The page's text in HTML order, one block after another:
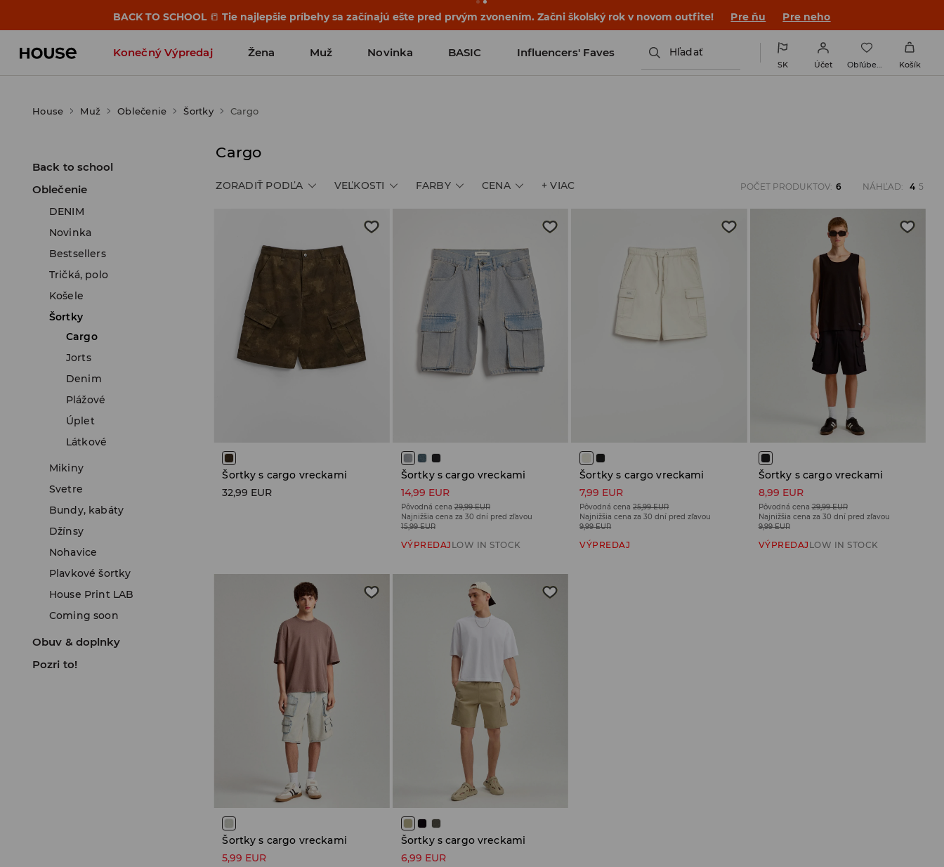
BACK TO SCHOOL 📒 Tie najlepšie príbehy sa začínajú ešte pred prvým zvonením. Začni školský rok v novom outfite! Pre ňu Pre neho
Konečný Výpredaj Žena Muž Novinka BASIC Influencers' Faves Hľadať
SK Účet Obľúbené Košík
House Muž Oblečenie Šortky Cargo
Back to school
Oblečenie
DENIM
Novinka
Bestsellers
Tričká, polo
Košele
Šortky
Cargo
Jorts
Denim
Plážové
Úplet
Látkové
Mikiny
Svetre
Bundy, kabáty
Džínsy
Nohavice
Plavkové šortky
House Print LAB
Coming soon
Obuv & doplnky
Pozri to!
Cargo
ZORADIŤ PODĽA VEĽKOSTI FARBY CENA +VIAC POČET PRODUKTOV: 6 NÁHĽAD: 4 5
Šortky s cargo vreckami
32,99 EUR
Šortky s cargo vreckami
14,99 EUR
Pôvodná cena 29,99 EUR
Najnižšia cena za 30 dní pred zľavou
15,99 EUR
VÝPREDAJ LOW IN STOCK
Šortky s cargo vreckami
7,99 EUR
Pôvodná cena 25,99 EUR
Najnižšia cena za 30 dní pred zľavou
9,99 EUR
VÝPREDAJ
Šortky s cargo vreckami
8,99 EUR
Pôvodná cena 29,99 EUR
Najnižšia cena za 30 dní pred zľavou
9,99 EUR
VÝPREDAJ LOW IN STOCK
Šortky s cargo vreckami
5,99 EUR
Šortky s cargo vreckami
6,99 EUR